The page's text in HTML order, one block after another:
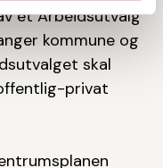
et Arbeidsutvalg
kommune og
skal
privat